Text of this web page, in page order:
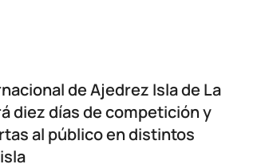
de Ajedrez Isla de La
diez días de competición y
al público en distintos